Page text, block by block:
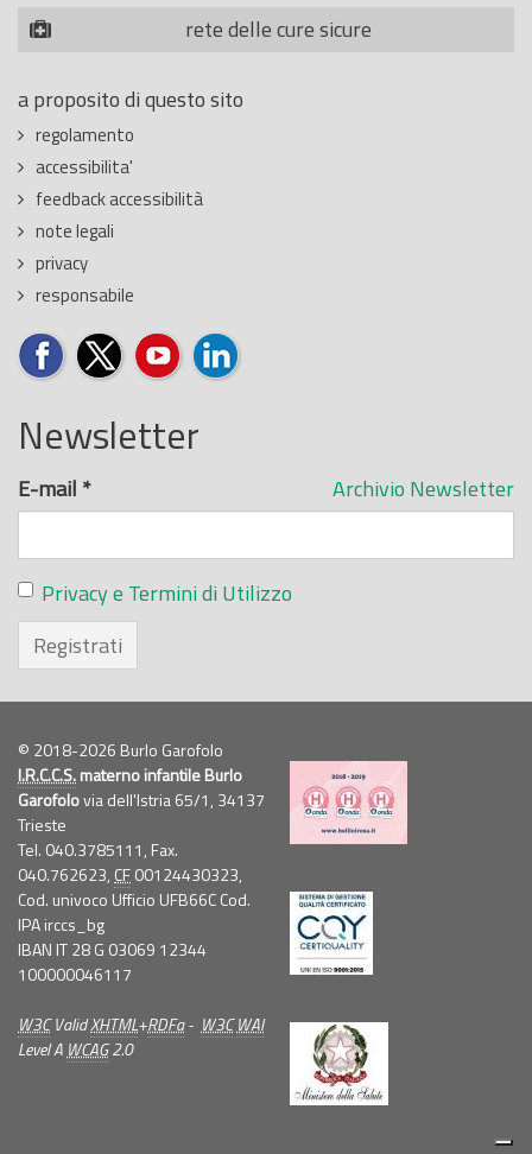
rete delle cure sicure
a proposito di questo sito
regolamento
accessibilita'
feedback accessibilità
note legali
privacy
responsabile
Newsletter
Archivio Newsletter
E-mail *
Privacy e Termini di Utilizzo
Registrati
© 2018-2026 Burlo Garofolo
I.R.C.C.S.materno infantile Burlo
Garofolovia dell'Istria 65/1, 34137
Trieste
Tel. 040.3785111, Fax.
040.762623, CF00124430323,
Cod. univoco Ufficio UFB66C Cod.
IPA irccs_bg
IBAN IT 28 G 03069 12344
100000046117
W3CValidXHTML+RDFa- W3C WAI
Level A WCAG2.0